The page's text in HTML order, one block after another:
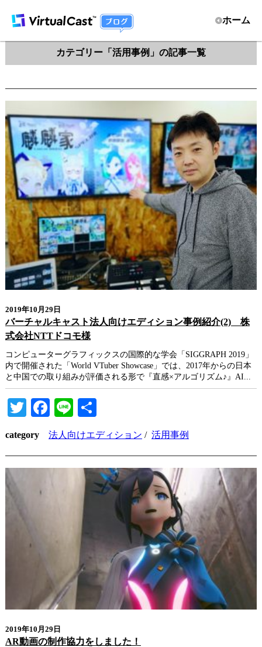
ホーム
カテゴリー「活用事例」の記事一覧
2019年10月29日
バーチャルキャスト法人向けエディション事例紹介(2) 株
式会社NTTドコモ様
コンピューターグラフィックスの国際的な学会「SIGGRAPH 2019」
内で開催された「World VTuber Showcase」では、2017年からの日本
と中国での取り組みが評価される形で『直感×アルゴリズム♪』AI...
Twitter
Facebook
Line共
有
category 法人向けエディション / 活用事例
2019年10月29日
AR動画の制作協力をしました！